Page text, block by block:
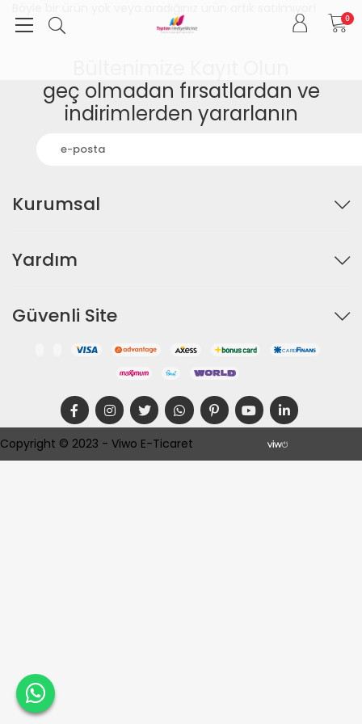
0
geç olmadan fırsatlardan ve
indirimlerden yararlanın
Kurumsal
Yardım
Güvenli Site
Copyright © 2023 - Viwo E-Ticaret